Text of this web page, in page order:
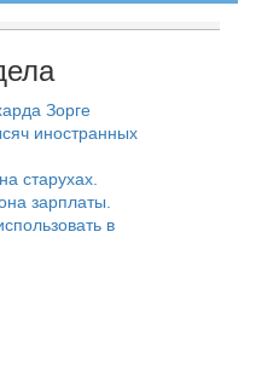
Зорге
иностранных
старухах.
зарплаты.
в